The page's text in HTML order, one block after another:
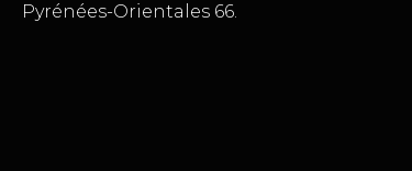
Pyrénées-Orientales 66.